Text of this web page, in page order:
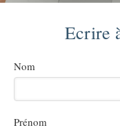
Ecrire
Nom
Prénom